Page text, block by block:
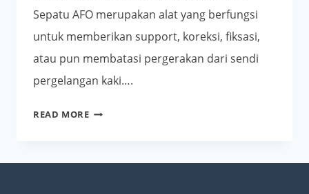
Sepatu AFO merupakan alat yang berfungsi
untuk memberikan support, koreksi, fiksasi,
atau pun membatasi pergerakan dari sendi
pergelangan kaki….
READ MORE SEPATU
KELAINAN